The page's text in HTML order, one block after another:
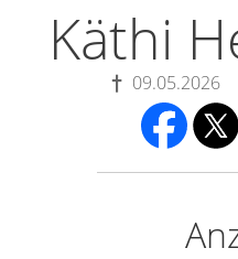
Käthi
09.05.2026